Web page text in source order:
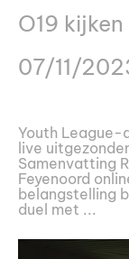
O19
07/11/
Youth League-
live
Samenvatting
Feyenoord
belangstelling
duel met ...